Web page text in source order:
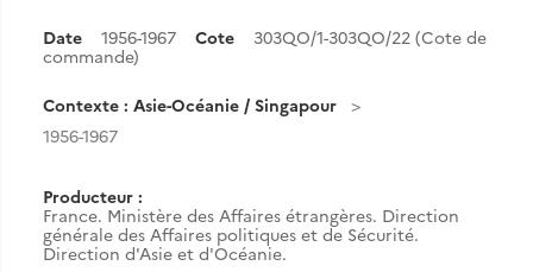
Date 1956-1967 Cote
303QO/1-303QO/22 (Cote de
commande)
Contexte : Asie-Océanie / Singapour
1956-1967
Producteur :
France. Ministère des Affaires étrangères. Direction
générale des Affaires politiques et de Sécurité.
Direction d'Asie et d'Océanie.